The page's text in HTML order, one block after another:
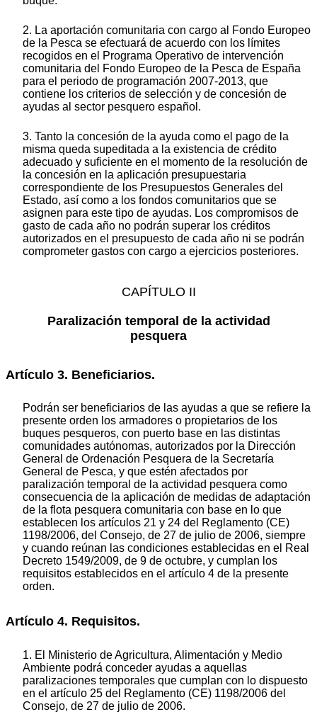
2. La aportación comunitaria con cargo al Fondo Europeo
de la Pesca se efectuará de acuerdo con los límites
recogidos en el Programa Operativo de intervención
comunitaria del Fondo Europeo de la Pesca de España
para el periodo de programación 2007-2013, que
contiene los criterios de selección y de concesión de
ayudas al sector pesquero español.
3. Tanto la concesión de la ayuda como el pago de la
misma queda supeditada a la existencia de crédito
adecuado y suficiente en el momento de la resolución de
la concesión en la aplicación presupuestaria
correspondiente de los Presupuestos Generales del
Estado, así como a los fondos comunitarios que se
asignen para este tipo de ayudas. Los compromisos de
gasto de cada año no podrán superar los créditos
autorizados en el presupuesto de cada año ni se podrán
comprometer gastos con cargo a ejercicios posteriores.
CAPÍTULO II
Paralización temporal de la actividad
pesquera
Artículo 3. Beneficiarios.
Podrán ser beneficiarios de las ayudas a que se refiere la
presente orden los armadores o propietarios de los
buques pesqueros, con puerto base en las distintas
comunidades autónomas, autorizados por la Dirección
General de Ordenación Pesquera de la Secretaría
General de Pesca, y que estén afectados por
paralización temporal de la actividad pesquera como
consecuencia de la aplicación de medidas de adaptación
de la flota pesquera comunitaria con base en lo que
establecen los artículos 21 y 24 del Reglamento (CE)
1198/2006, del Consejo, de 27 de julio de 2006, siempre
y cuando reúnan las condiciones establecidas en el Real
Decreto 1549/2009, de 9 de octubre, y cumplan los
requisitos establecidos en el artículo 4 de la presente
orden.
Artículo 4. Requisitos.
1. El Ministerio de Agricultura, Alimentación y Medio
Ambiente podrá conceder ayudas a aquellas
paralizaciones temporales que cumplan con lo dispuesto
en el artículo 25 del Reglamento (CE) 1198/2006 del
Consejo, de 27 de julio de 2006.